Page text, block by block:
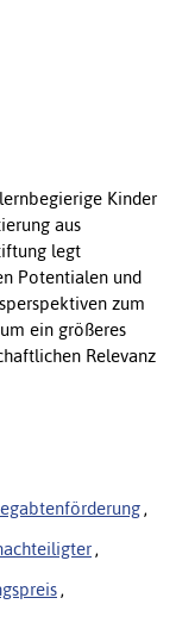
Kinder
aus
legt
Potentialen und
zum
ein größeres
Relevanz
,
,
,